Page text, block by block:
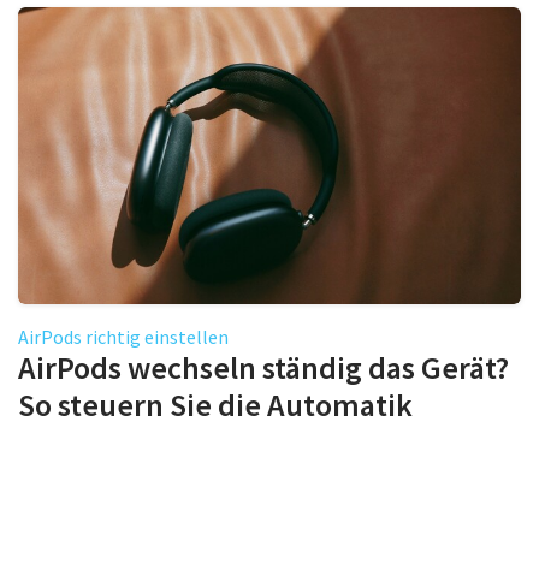
AirPods richtig einstellen
AirPods wechseln ständig das Gerät?
So steuern Sie die Automatik